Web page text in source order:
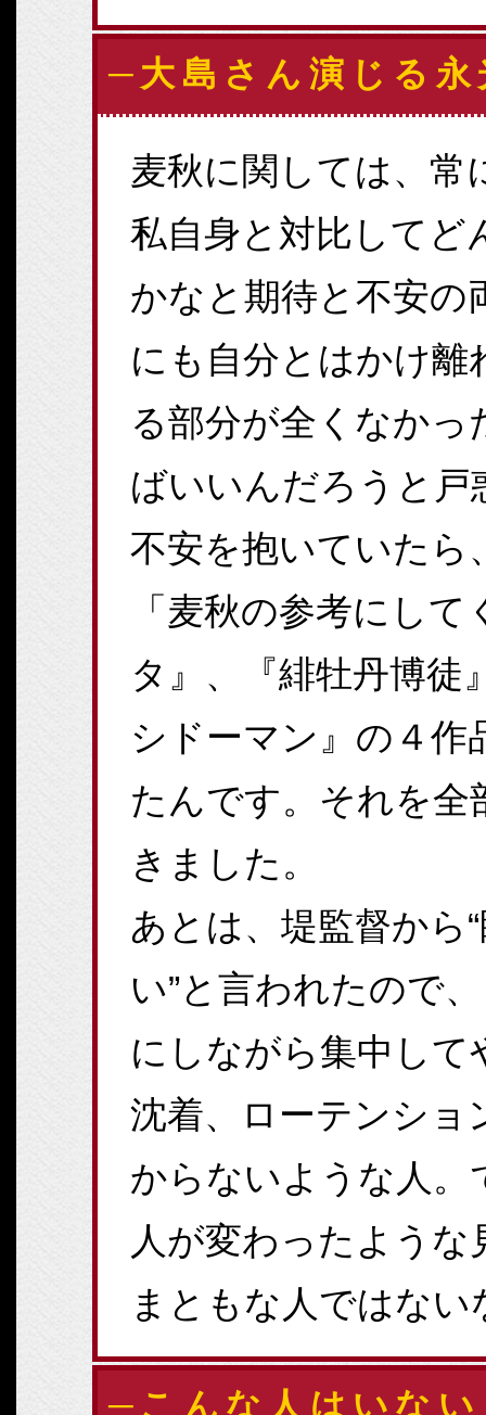
─大島さん演じる
麦秋に関しては、常
私自身と対比してど
かなと期待と不安の
にも自分とはかけ離
る部分が全くなか
ばいいんだろうと
不安を抱いていたら
「麦秋の参考にし
タ』、『緋牡丹博徒
シドーマン』の４
たんです。それを全
きました。
あとは、堤監督から
い”と言われたので
にしながら集中し
沈着、ローテンショ
からないような人
人が変わったよう
まともな人ではな
─こんな人はいな